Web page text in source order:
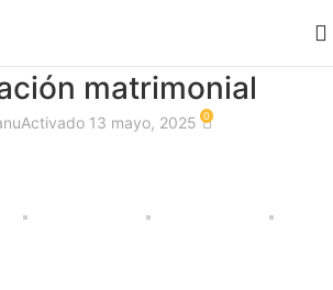
matrimonial
Activado 13 mayo, 2025 0